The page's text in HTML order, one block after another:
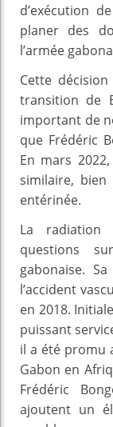
d’exécution
planer des
l’armée
Cette
transition de
important de
que Frédéric
En mars
similaire,
entérinée.
La radiation
questions
gabonaise.
l’accident
en 2018.
puissant
il a été promu
Gabon en
Frédéric
ajoutent un